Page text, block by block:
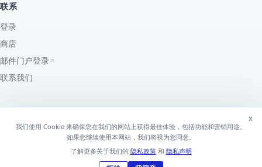
联系
登录
商店
邮件门户登录
联系我们
EdgeUno, Inc.版权所有，2026年。
x
我们使用 Cookie 来确保您在我们的网站上获得最佳体验，包括功能和营销用途。
如果您继续使用本网站，我们将视为您同意。
了解更多关于我们的 隐私政策 和 隐私声明